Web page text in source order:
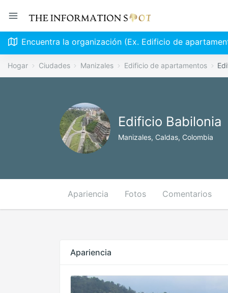
Encuentra la organización (Ex. Edificio de
Hogar Ciudades Manizales Edificio de apartamentos
Edificio Babilonia
Manizales, Caldas, Colombia
Apariencia Fotos Comentarios
Apariencia